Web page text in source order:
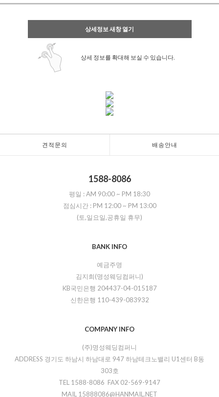
상세정보 새창 열기
상세 정보를 확대해 보실 수 있습니다.
견적문의 배송안내
1588-8086
평일 :AM 90:00 ~ PM 18:30
점심시간 : PM 12:00~ PM 13:00
(토,일요일,공휴일 휴무)
BANK INFO
예금주명
김지희(명성웨딩컴퍼니)
KB국민은행 204437-04-015187
신한은행 110-439-083932
COMPANY INFO
(주)명성웨딩컴퍼니
ADDRESS 경기도 하남시 하남대로 947 하남테크노밸리 U1센터 B동
303호
TEL 1588-8086 FAX 02-569-9147
MAIL 15888086@HANMAIL.NET